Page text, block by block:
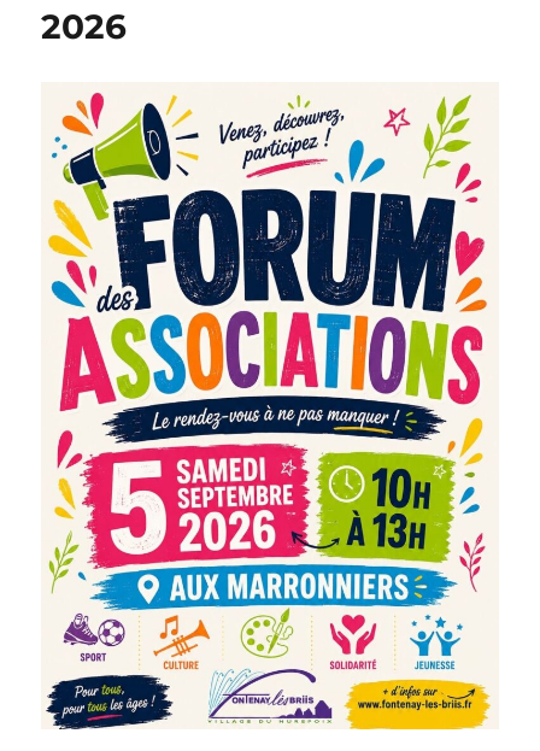
2026